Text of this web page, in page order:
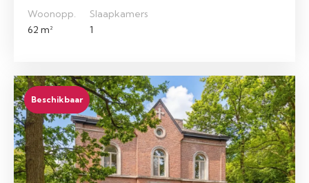
Woonopp.
62 m²
Slaapkamers
1
Beschikbaar